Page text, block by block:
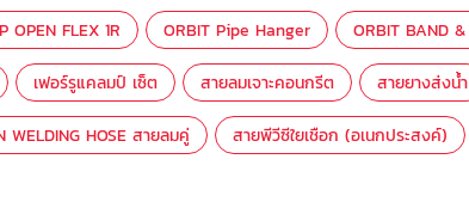
OPEN FLEX 1R ORBIT Pipe Hanger ORBIT BAND
เฟอร์รูแคลมป์ เซ็ต สายลมเจาะคอนกรีต สายยางส่งน้ำ
WELDING HOSE สายลมคู่ สายพีวีซีใยเชือก (อเนกประสงค์)